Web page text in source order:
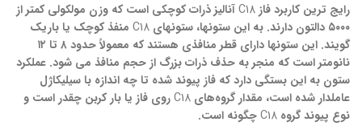
رایج ترین کاربرد فاز C18آنالیز ذرات کوچکی است که وزن مولکولی کمتر از
۵۰۰۰ دالتون دارند. به این ستونها، ستونهای
C18 منفذ کوچک یا باریک
گویند. این ستونها دارای قطر منافذی هستند که معمولاً حدود ۸ تا ۱۲
نانومتر است که منجر به حذف ذرات بزرگ از حجم منافذ می شود. عملکرد
ستون به این بستگی دارد که فاز پیوند شده تا چه اندازه با سیلیکاژل
عاملدار شده است، مقدار گروه‌های C18روی فاز یا بار کربن چقدر است و
نوع پیوند گروه C18چگونه است.